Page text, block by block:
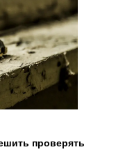
проверять